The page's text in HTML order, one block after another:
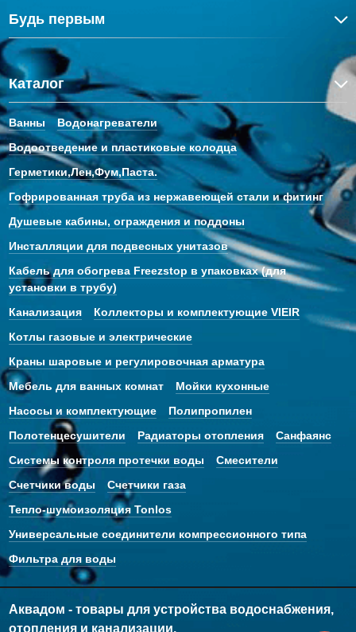
Будь первым
Каталог
Ванны
Водонагреватели
Водоотведение и пластиковые колодца
Герметики,Лен,Фум,Паста.
Гофрированная труба из нержавеющей стали и фитинг
Душевые кабины, ограждения и поддоны
Инсталляции для подвесных унитазов
Кабель для обогрева Freezstop в упаковках (для
установки в трубу)
Канализация
Коллекторы и комплектующие VIEIR
Котлы газовые и электрические
Краны шаровые и регулировочная арматура
Мебель для ванных комнат
Мойки кухонные
Насосы и комплектующие
Полипропилен
Полотенцесушители
Радиаторы отопления
Санфаянс
Системы контроля протечки воды
Смесители
Счетчики воды
Счетчики газа
Тепло-шумоизоляция Tonlos
Универсальные соединители компрессионного типа
Фильтра для воды
Аквадом - товары для устройства водоснабжения,
отопления и канализации.